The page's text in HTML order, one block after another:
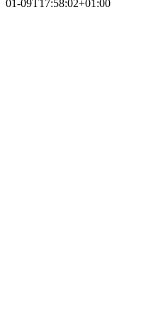
01-09T17:58:02+01:00